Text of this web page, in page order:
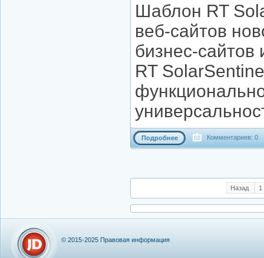
Шаблон RT
веб-сайтов
бизнес-сайтов
RT
Подробнее Комментариев: 0
Назад 1
© 2015-2025 Правовая информация